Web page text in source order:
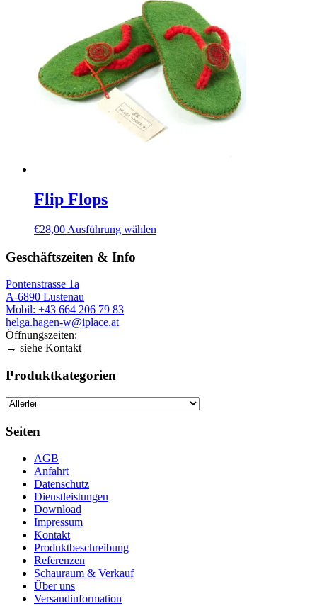
Flip Flops
€28,00 Ausführung wählen
werden
Geschäftszeiten & Info
Pontenstrasse 1a
A-6890 Lustenau
Mobil: +43 664 206 79 83
helga.hagen-w@iplace.at
Öffnungszeiten:
→ siehe Kontakt
Produktkategorien
Seiten
AGB
Anfahrt
Datenschutz
Dienstleistungen
Download
Impressum
Kontakt
Produktbeschreibung
Referenzen
Schauraum & Verkauf
Über uns
Versandinformation